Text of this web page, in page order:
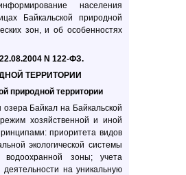
населения
Байкальской природной
зон, и об особенностях
N 122-ФЗ.
ТЕРРИТОРИИ
природной территории
Байкал на Байкальской
хозяйственной и иной
приоритета видов
экологической системы
зоны;
учета
деятельности на уникальную